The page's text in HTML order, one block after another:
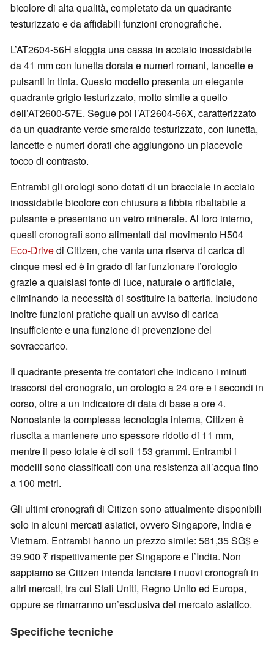
bicolore di alta qualità, completato da un quadrante
testurizzato e da affidabili funzioni cronografiche.
L’AT2604-56H sfoggia una cassa in acciaio inossidabile
da 41 mm con lunetta dorata e numeri romani, lancette e
pulsanti in tinta. Questo modello presenta un elegante
quadrante grigio testurizzato, molto simile a quello
dell’AT2600-57E. Segue poi l’AT2604-56X, caratterizzato
da un quadrante verde smeraldo testurizzato, con lunetta,
lancette e numeri dorati che aggiungono un piacevole
tocco di contrasto.
Entrambi gli orologi sono dotati di un bracciale in acciaio
inossidabile bicolore con chiusura a fibbia ribaltabile a
pulsante e presentano un vetro minerale. Al loro interno,
questi cronografi sono alimentati dal movimento H504
Eco-Drivedi Citizen, che vanta una riserva di carica di
cinque mesi ed è in grado di far funzionare l’orologio
grazie a qualsiasi fonte di luce, naturale o artificiale,
eliminando la necessità di sostituire la batteria. Includono
inoltre funzioni pratiche quali un avviso di carica
insufficiente e una funzione di prevenzione del
sovraccarico.
Il quadrante presenta tre contatori che indicano i minuti
trascorsi del cronografo, un orologio a 24 ore e i secondi in
corso, oltre a un indicatore di data di base a ore 4.
Nonostante la complessa tecnologia interna, Citizen è
riuscita a mantenere uno spessore ridotto di 11 mm,
mentre il peso totale è di soli 153 grammi. Entrambi i
modelli sono classificati con una resistenza all’acqua fino
a 100 metri.
Gli ultimi cronografi di Citizen sono attualmente disponibili
solo in alcuni mercati asiatici, ovvero Singapore, India e
Vietnam. Entrambi hanno un prezzo simile: 561,35 SG$ e
39.900 ₹ rispettivamente per Singapore e l’India. Non
sappiamo se Citizen intenda lanciare i nuovi cronografi in
altri mercati, tra cui Stati Uniti, Regno Unito ed Europa,
oppure se rimarranno un’esclusiva del mercato asiatico.
Specifiche tecniche